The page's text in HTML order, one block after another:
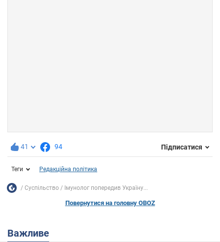
41 94 Підписатися
Теги Редакційна політика
Суспільство Імунолог попередив Україну...
Повернутися на головну OBOZ
Важливе